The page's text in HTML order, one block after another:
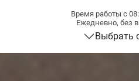
Время работы с
Ежедневно, без
Выбрать